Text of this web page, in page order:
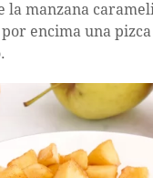
la manzana
encima una